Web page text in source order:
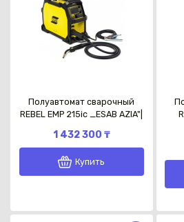
Полуавтомат сварочный
REBEL EMP 215ic _ESAB AZIA"|
1 432 300 ₸
Купить